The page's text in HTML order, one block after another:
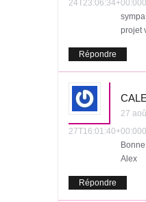
projet
Répondre
27
Alex
Répondre